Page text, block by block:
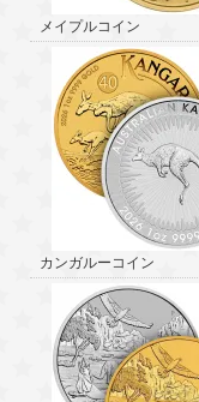
メイプルコイン
カンガルーコイン